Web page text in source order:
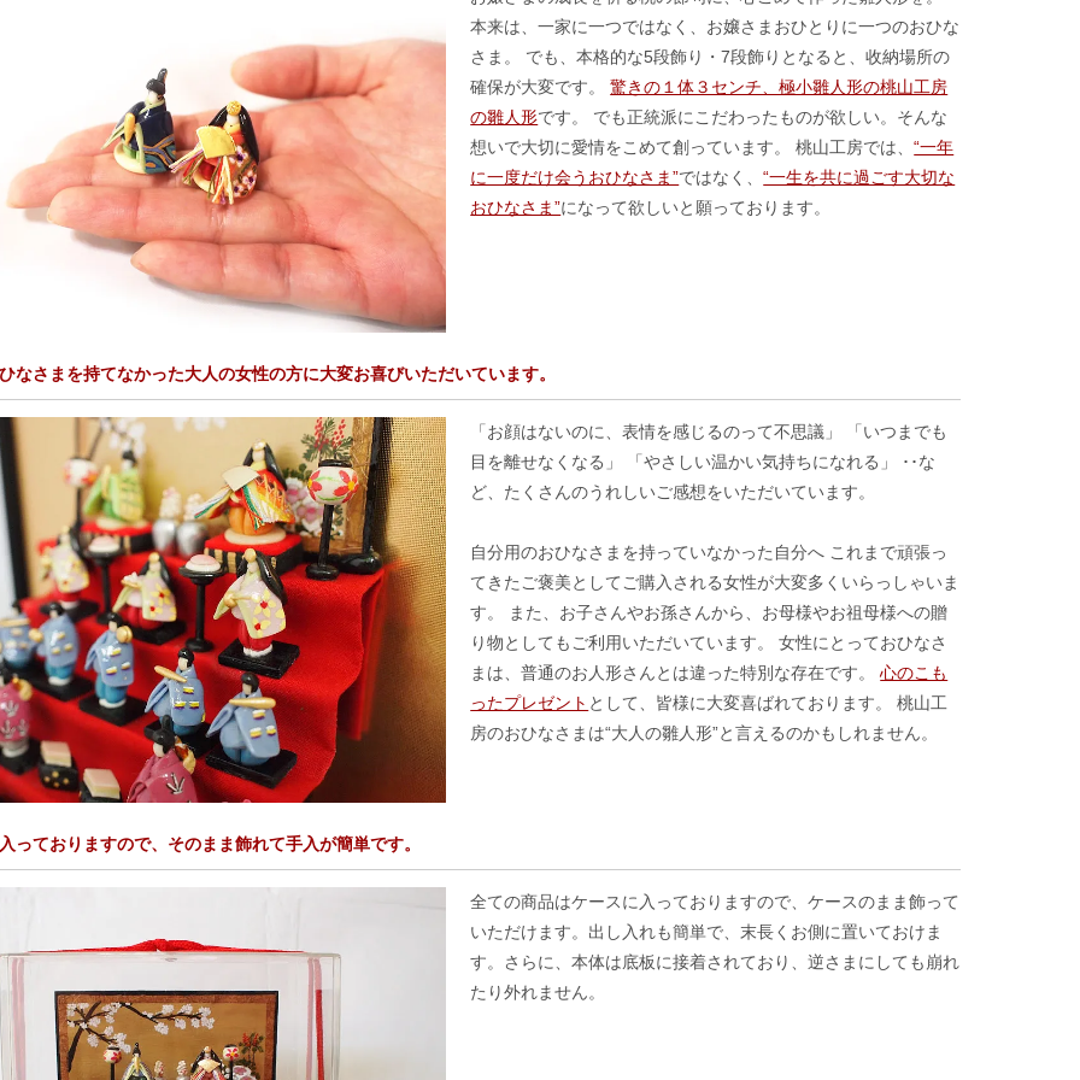
本来は、一家に一つではなく、お嬢さまおひとりに一つのおひな
さま。 でも、本格的な5段飾り・7段飾りとなると、收納場所の
確保が大変です。驚きの１体３センチ、極小雛人形の桃山工房
の雛人形です。 でも正統派にこだわったものが欲しい。そんな
想いで大切に愛情をこめて創っています。 桃山工房では、“一年
に一度だけ会うおひなさま”ではなく、“一生を共に過ごす大切な
おひなさま”になって欲しいと願っております。
なさまを持てなかった大人の女性の方に大変お喜びいただいています。
「お顔はないのに、表情を感じるのって不思議」 「いつまでも
目を離せなくなる」 「やさしい温かい気持ちになれる」 ･･な
ど、たくさんのうれしいご感想をいただいています。
自分用のおひなさまを持っていなかった自分へ これまで頑張っ
てきたご褒美としてご購入される女性が大変多くいらっしゃいま
す。 また、お子さんやお孫さんから、お母様やお祖母様への贈
り物としてもご利用いただいています。 女性にとっておひなさ
まは、普通のお人形さんとは違った特別な存在です。心のこも
ったプレゼント として、皆様に大変喜ばれております。 桃山工
房のおひなさまは“大人の雛人形”と言えるのかもしれません。
っておりますので、そのまま飾れて手入が簡単です。
全ての商品はケースに入っておりますので、ケースのまま飾って
いただけます。出し入れも簡単で、末長くお側に置いておけま
す。さらに、本体は底板に接着されており、逆さまにしても崩れ
たり外れません。